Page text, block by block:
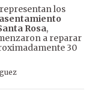
los
asentamiento
Rosa,
a reparar
30